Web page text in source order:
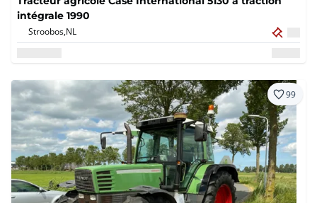
intégrale 1990
Stroobos,NL
99